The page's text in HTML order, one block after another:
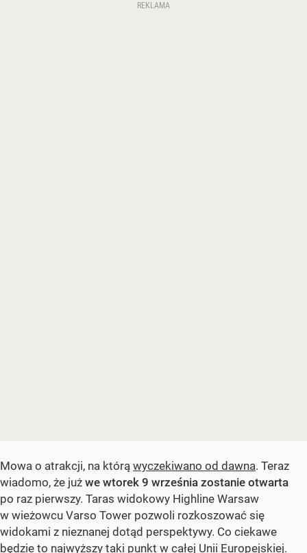
Mowa o atrakcji, na którą wyczekiwano od dawna. Teraz
wiadomo, że już we wtorek 9 września zostanie otwarta
po raz pierwszy. Taras widokowy Highline Warsaw
w wieżowcu Varso Tower pozwoli rozkoszować się
widokami z nieznanej dotąd perspektywy. Co ciekawe
będzie to najwyższy taki punkt w całej Unii Europejskiej.